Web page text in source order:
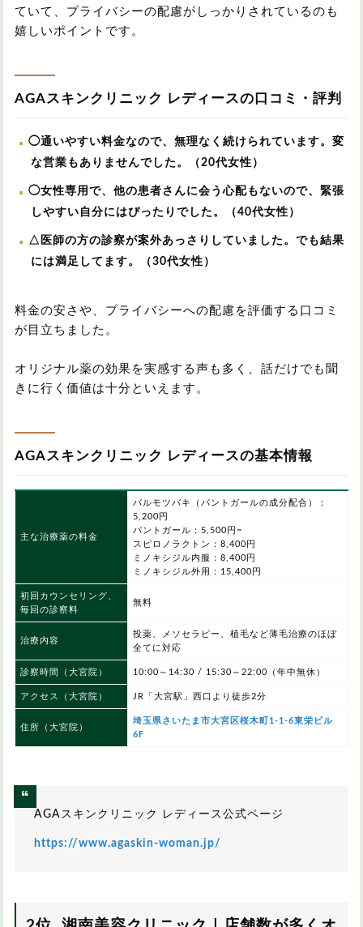
ていて、プライバシーの配慮がしっかりされているのも
嬉しいポイントです。
AGAスキンクリニック レディースの口コミ・評判
◯通いやすい料金なので、無理なく続けられています。変
な営業もありませんでした。（20代女性）
◯女性専用で、他の患者さんに会う心配もないので、緊張
しやすい自分にはぴったりでした。（40代女性）
△医師の方の診察が案外あっさりしていました。でも結果
には満足してます。（30代女性）
料金の安さや、プライバシーへの配慮を評価する口コミ
が目立ちました。
オリジナル薬の効果を実感する声も多く、話だけでも聞
きに行く価値は十分といえます。
AGAスキンクリニック レディースの基本情報
主な治療薬の料金
バルモツバキ（パントガールの成分配合）：
5,200円
パントガール：5,500円~
スピロノラクトン：8,400円
ミノキシジル内服：8,400円
ミノキシジル外用：15,400円
初回カウンセリング、
毎回の診察料
無料
治療内容
投薬、メソセラピー、植毛など薄毛治療のほぼ
全てに対応
診察時間 （大宮院） 10:00～14:30 / 15:30～22:00（年中無休）
アクセス（大宮院） JR「大宮駅」西口より徒歩2分
住所（大宮院）
埼玉県さいたま市大宮区桜木町1-1-6東栄ビル
6F
AGAスキンクリニック レディース公式ページ
https://www.agaskin-woman.jp/